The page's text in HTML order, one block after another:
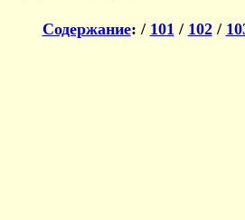
Содержание: / 101 / 102/